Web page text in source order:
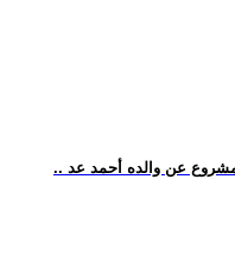
عن والده أحمد عد